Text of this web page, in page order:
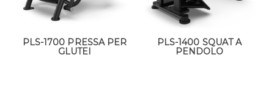
PLS-1700 PRESSA PER
GLUTEI
PLS-1400 SQUAT A
PENDOLO